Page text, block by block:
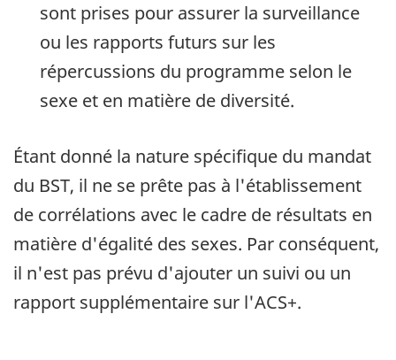
sont prises pour assurer la surveillance
ou les rapports futurs sur les
répercussions du programme selon le
sexe et en matière de diversité.
Étant donné la nature spécifique du mandat
du BST, il ne se prête pas à l'établissement
de corrélations avec le cadre de résultats en
matière d'égalité des sexes. Par conséquent,
il n'est pas prévu d'ajouter un suivi ou un
rapport supplémentaire sur l'ACS+.